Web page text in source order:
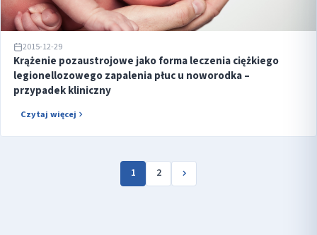
2015-12-29
Krążenie pozaustrojowe jako forma leczenia ciężkiego
legionellozowego zapalenia płuc u noworodka –
przypadek kliniczny
Czytaj więcej
1 2